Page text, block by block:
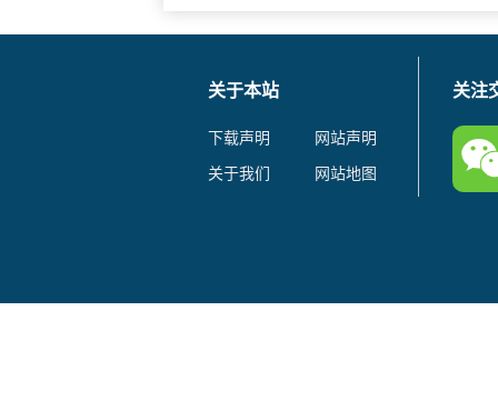
关于本站
下载声明
网站声明
关于我们
网站地图
关注